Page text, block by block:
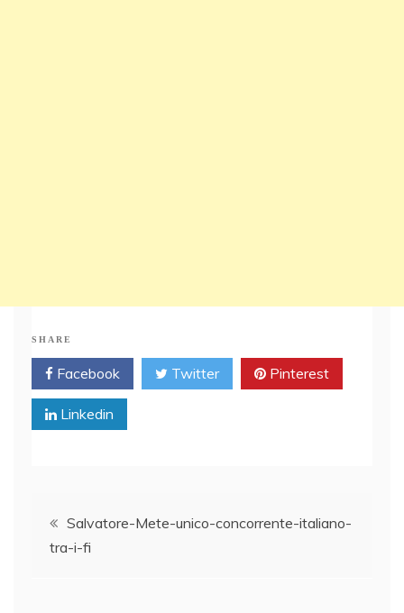
SHARE
Facebook Twitter Pinterest
Linkedin
PostSalvatore-Mete-unico-concorrente-italiano-
tra-i-fi